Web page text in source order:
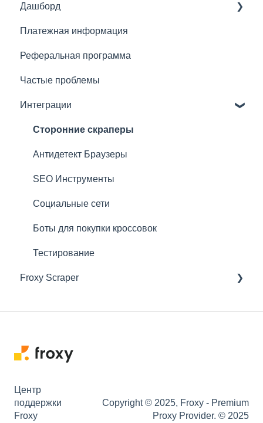
Резидентные прокси
Мобильные прокси
Серверные прокси
Быстрые прокси
Преимущества прокси Froxy
Дашборд
Основное
Что можно сделать с подпиской
Рекомендации по подключению прокси
Платежная информация
Реферальная программа
Частые проблемы
Интеграции
Сторонние скраперы
Антидетект Браузеры
SEO Инструменты
Социальные сети
Боты для покупки кроссовок
Тестирование
Froxy Scraper
Скрапинг SERP
Утилиты/Карты
Центр
поддержки
Froxy
Copyright © 2025, Froxy - Premium
Proxy Provider. © 2025